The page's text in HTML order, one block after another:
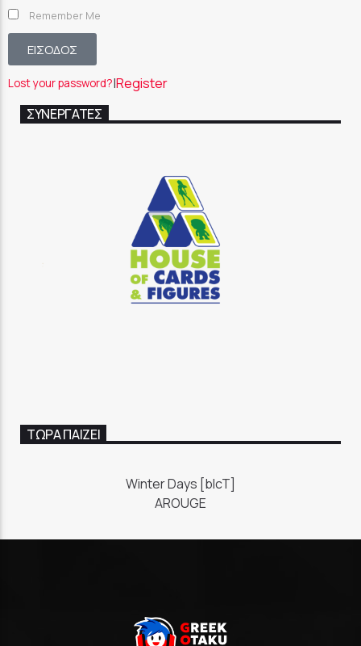
Remember Me
ΕΙΣΟΔΟΣ
Lost your password?|Register
ΣΥΝΕΡΓΑΤΕΣ
ΤΩΡΑ ΠΑΙΖΕΙ
Winter Days [blcT]
AROUGE